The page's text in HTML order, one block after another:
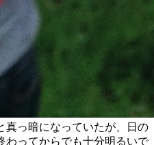
真っ暗になっていたが、日の
わってからでも十分明るいで